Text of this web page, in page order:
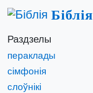
Біблія
Раздзелы
пераклады
сімфонія
слоўнікі